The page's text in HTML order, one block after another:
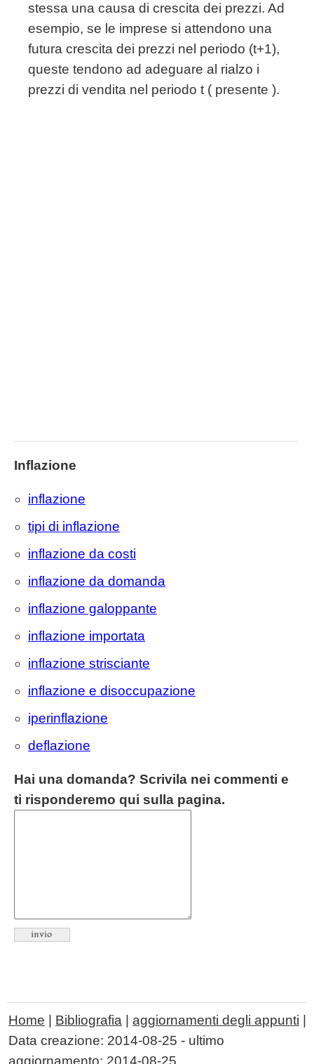
stessa una causa di crescita dei prezzi. Ad
esempio, se le imprese si attendono una
futura crescita dei prezzi nel periodo (t+1),
queste tendono ad adeguare al rialzo i
prezzi di vendita nel periodo t ( presente ).
Inflazione
inflazione
tipi di inflazione
inflazione da costi
inflazione da domanda
inflazione galoppante
inflazione importata
inflazione strisciante
inflazione e disoccupazione
iperinflazione
deflazione
Hai una domanda? Scrivila nei commenti e
ti risponderemo qui sulla pagina.
Home Bibliografia aggiornamenti degli appunti
Data creazione: 2014-08-25 - ultimo
aggiornamento: 2014-08-25